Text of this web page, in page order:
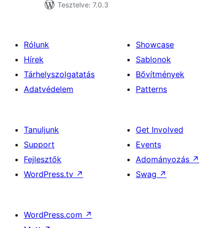
Tesztelve: 7.0.3
Rólunk
Hírek
Tárhelyszolgatatás
Adatvédelem
Showcase
Sablonok
Bővítmények
Patterns
Tanuljunk
Support
Fejlesztők
WordPress.tv ↗
Get Involved
Events
Adományozás ↗
Swag ↗
WordPress.com ↗